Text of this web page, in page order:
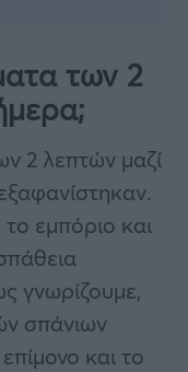
των 2
2 λεπτών μαζί
εμπόριο και
γνωρίζουμε,
σπάνιων
και το